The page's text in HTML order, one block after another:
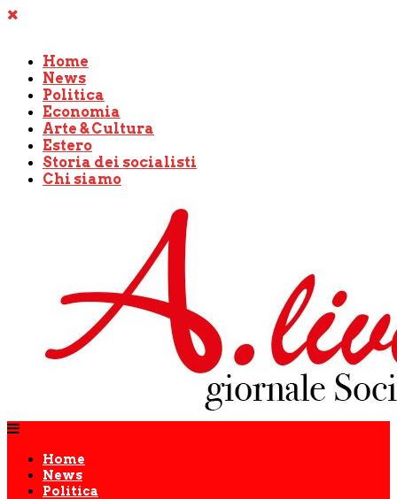
Home
News
Politica
Economia
Arte & Cultura
Estero
Storia dei socialisti
Chi siamo
Home
News
Politica